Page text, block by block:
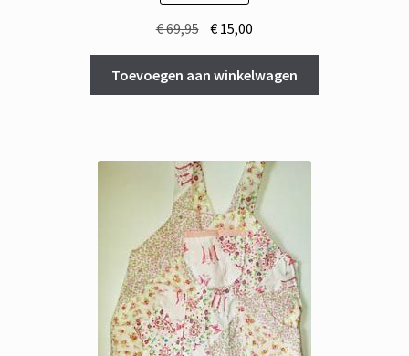
€69,95 Oorspronkelijke
was:
€ 69,95.
€ 15,00
is:
€ 15,00.
Toevoegen aan winkelwagen